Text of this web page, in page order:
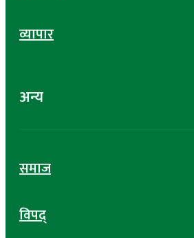
व्यापार
अन्य
समाज
विपद्